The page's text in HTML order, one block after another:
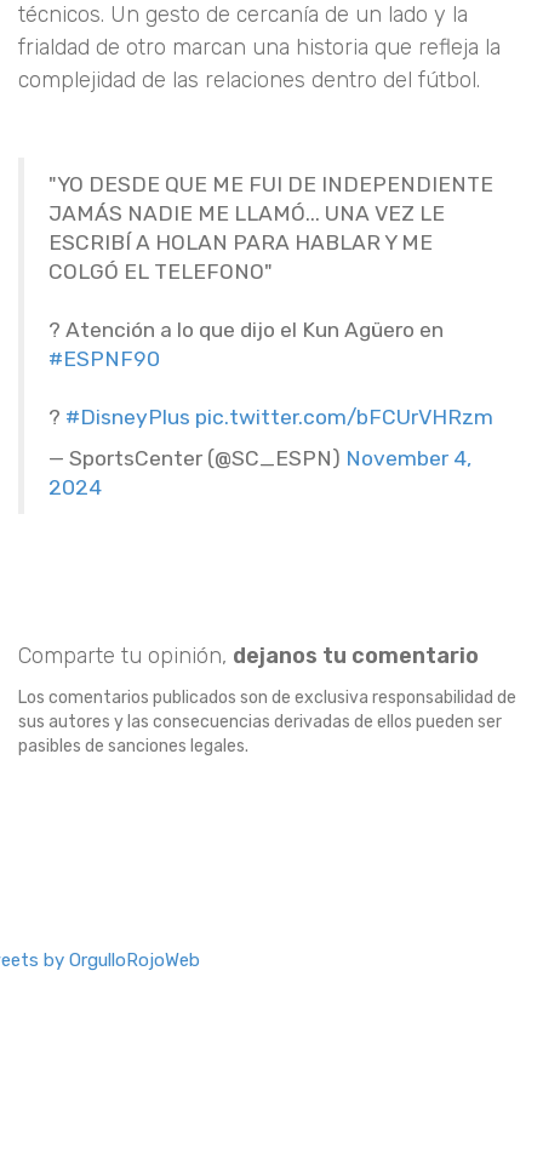
técnicos. Un gesto de cercanía de un lado y la
frialdad de otro marcan una historia que refleja la
complejidad de las relaciones dentro del fútbol.
"YO DESDE QUE ME FUI DE INDEPENDIENTE
JAMÁS NADIE ME LLAMÓ... UNA VEZ LE
ESCRIBÍ A HOLAN PARA HABLAR Y ME
COLGÓ EL TELEFONO"
? Atención a lo que dijo el Kun Agüero en
#ESPNF90
? #DisneyPlus pic.twitter.com/bFCUrVHRzm
— SportsCenter (@SC_ESPN) November 4,
2024
Comparte tu opinión, dejanos tu comentario
Los comentarios publicados son de exclusiva responsabilidad de
sus autores y las consecuencias derivadas de ellos pueden ser
pasibles de sanciones legales.
by OrgulloRojoWeb